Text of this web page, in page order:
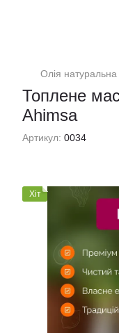
Олія натуральна
Топлене
Ahimsa
Артикул: 0034
Хіт